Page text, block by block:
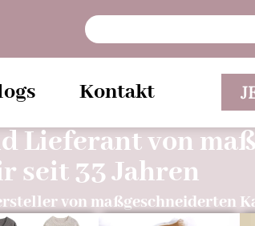
Kontakt
Lieferant von
seit 33 Jahren
von maßgeschneiderten